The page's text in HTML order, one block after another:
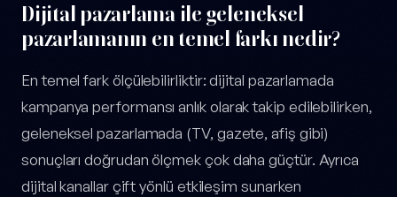
Dijital pazarlama ile geleneksel
pazarlamanın en temel farkı nedir?
En temel fark ölçülebilirliktir: dijital pazarlamada
kampanya performansı anlık olarak takip edilebilirken,
geleneksel pazarlamada (TV, gazete, afiş gibi)
sonuçları doğrudan ölçmek çok daha güçtür. Ayrıca
dijital kanallar çift yönlü etkileşim sunarken